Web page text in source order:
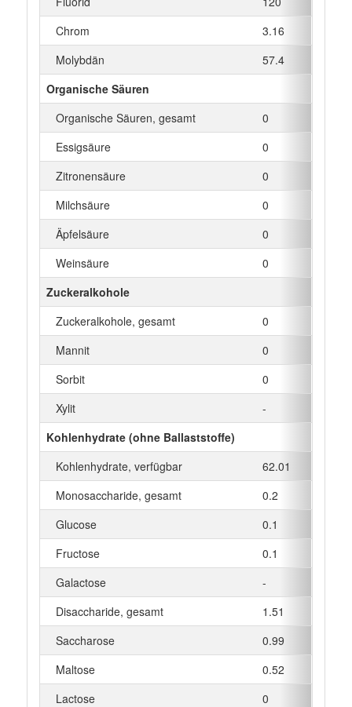
Chrom
3.16
Molybdän
57.4
Organische Säuren
Organische Säuren, gesamt
0
Essigsäure
0
Zitronensäure
0
Milchsäure
0
Äpfelsäure
0
Weinsäure
0
Zuckeralkohole
Zuckeralkohole, gesamt
0
Mannit
0
Sorbit
0
Xylit
-
Kohlenhydrate (ohne Ballaststoffe)
Kohlenhydrate, verfügbar
62.01
Monosaccharide, gesamt
0.2
Glucose
0.1
Fructose
0.1
Galactose
-
Disaccharide, gesamt
1.51
Saccharose
0.99
Maltose
0.52
Lactose
0